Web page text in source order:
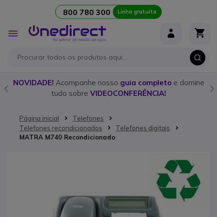
800 780 300 Linha gratuita
Alternar
Nav
NOVIDADE! Acompanhe nosso guia completoe domine
tudo sobre VIDEOCONFERÊNCIA!
Página inicial
Telefones
Telefones recondicionados
Telefones digitais
MATRA M740 Recondicionado